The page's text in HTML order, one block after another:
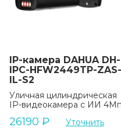
IP-камера DAHUA DH-
IPC-HFW2449TP-ZAS-
IL-S2
Уличная цилиндрическая
IP-видеокамера с ИИ 4Мп
26190 ₽ Уточнить